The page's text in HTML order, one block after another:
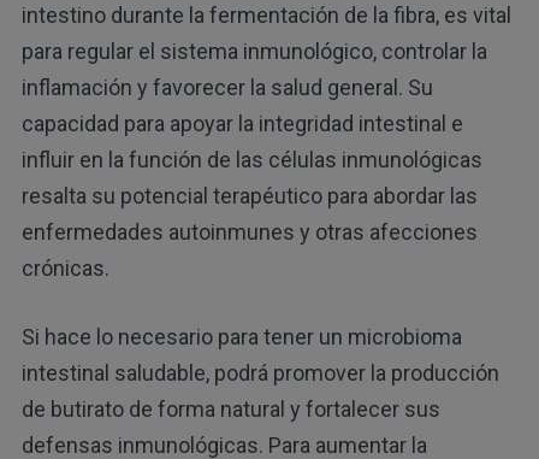
intestino durante la fermentación de la fibra, es vital
para regular el sistema inmunológico, controlar la
inflamación y favorecer la salud general. Su
capacidad para apoyar la integridad intestinal e
influir en la función de las células inmunológicas
resalta su potencial terapéutico para abordar las
enfermedades autoinmunes y otras afecciones
crónicas.
Si hace lo necesario para tener un microbioma
intestinal saludable, podrá promover la producción
de butirato de forma natural y fortalecer sus
defensas inmunológicas. Para aumentar la